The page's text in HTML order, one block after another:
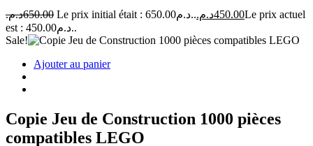
650.00د.م. Le prix initial était : 650.00د.م.. 450.00د.م.
Le prix actuel
est : 450.00د.م..
Sale!
Ajouter au panier
Copie Jeu de Construction 1000 pièces
compatibles LEGO